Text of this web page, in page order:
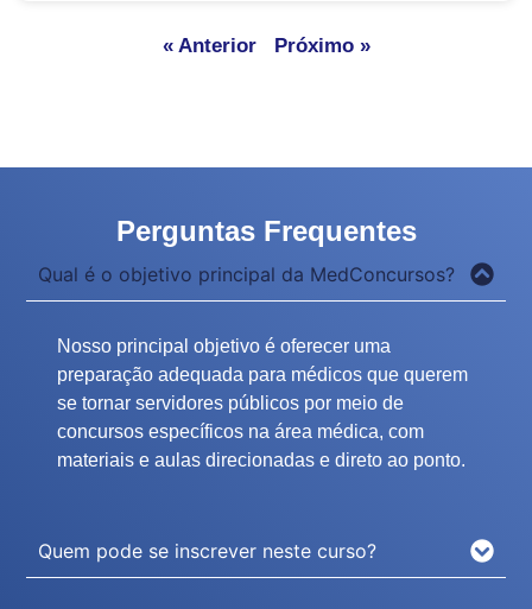
« Anterior Próximo »
Perguntas Frequentes
Qual é o objetivo principal da MedConcursos?
Nosso principal objetivo é oferecer uma
preparação adequada para médicos que querem
se tornar servidores públicos por meio de
concursos específicos na área médica, com
materiais e aulas direcionadas e direto ao ponto.
Quem pode se inscrever neste curso?